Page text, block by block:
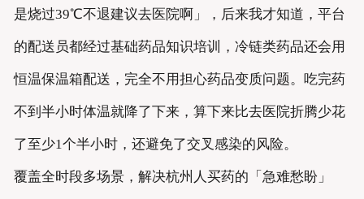
是烧过39℃不退建议去医院啊」，后来我才知道，平台
的配送员都经过基础药品知识培训，冷链类药品还会用
恒温保温箱配送，完全不用担心药品变质问题。吃完药
不到半小时体温就降了下来，算下来比去医院折腾少花
了至少1个半小时，还避免了交叉感染的风险。
覆盖全时段多场景，解决杭州人买药的「急难愁盼」